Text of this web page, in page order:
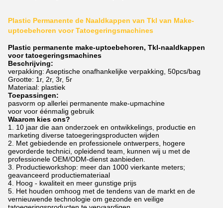
Plastic Permanente de Naaldkappen van Tkl van Make-
uptoebehoren voor Tatoegeringsmachines
Plastic permanente make-uptoebehoren, Tkl-naaldkappen
voor tatoegeringsmachines
Beschrijving:
verpakking: Aseptische onafhankelijke verpakking, 50pcs/bag
Grootte: 1r, 2r, 3r, 5r
Materiaal: plastiek
Toepassingen:
pasvorm op allerlei permanente make-upmachine
voor voor éénmalig gebruik
Waarom kies ons?
1. 10 jaar die aan onderzoek en ontwikkelings, productie en
marketing diverse tatoegeringsproducten wijden
2. Met gebiedende en professionele ontwerpers, hogere
gevorderde technici, opleidend team, kunnen wij u met de
professionele OEM/ODM-dienst aanbieden.
3. Productieworkshop: meer dan 1000 vierkante meters;
geavanceerd productiemateriaal
4. Hoog - kwaliteit en meer gunstige prijs
5. Het houden omhoog met de tendens van de markt en de
vernieuwende technologie om gezonde en veilige